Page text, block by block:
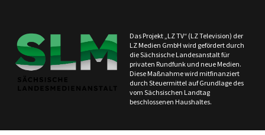
Das Projekt „LZ TV“ (LZ Television) der
LZ Medien GmbH wird gefördert durch
die Sächsische Landesanstalt für
privaten Rundfunk und neue Medien.
Diese Maßnahme wird mitfinanziert
durch Steuermittel auf Grundlage des
vom Sächsischen Landtag
beschlossenen Haushaltes.